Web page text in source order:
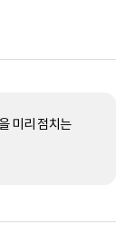
미리 점치는